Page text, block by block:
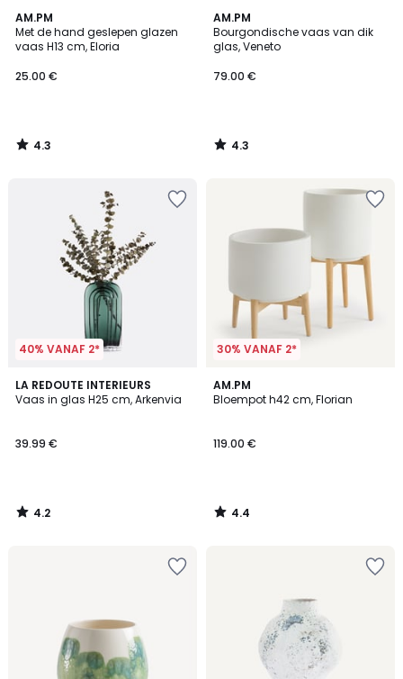
AM.PM
Met de hand geslepen glazen
vaas H13 cm, Eloria
25.00 €
4.3
/ 5
4.3
/
AM.PM
Bourgondische vaas van dik
glas, Veneto
79.00 €
4.3
/ 5
4.3
/
40% VANAF 2*
LA REDOUTE INTERIEURS
Vaas in glas H25 cm, Arkenvia
39.99 €
4.2
/ 5
4.2
/
30% VANAF 2*
AM.PM
Bloempot h42 cm, Florian
119.00 €
4.4
/ 5
4.4
/